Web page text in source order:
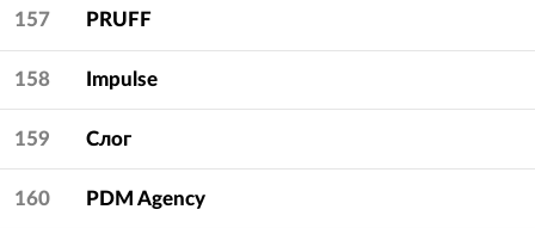
157 PRUFF
158 Impulse
159 Слог
160 PDM Agency